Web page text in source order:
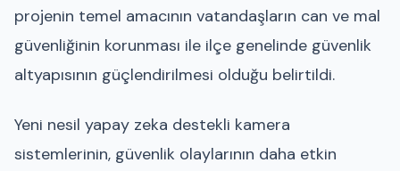
projenin temel amacının vatandaşların can ve mal
güvenliğinin korunması ile ilçe genelinde güvenlik
altyapısının güçlendirilmesi olduğu belirtildi.
Yeni nesil yapay zeka destekli kamera
sistemlerinin, güvenlik olaylarının daha etkin